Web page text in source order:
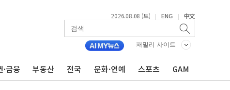
2026.08.08 (토) | ENG | 中文
패밀리 사이트
·금융 부동산 전국 문화·연예 스포츠 GAM
낮아지며 상승… STOXX 600 지수는 나흘 연속 최고치